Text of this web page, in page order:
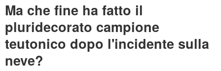
Ma che fine ha fatto il
pluridecorato campione
teutonico dopo l'incidente sulla
neve?